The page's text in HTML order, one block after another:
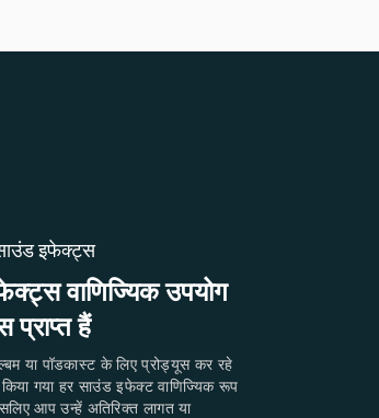
इफेक्ट्स
वाणिज्यिक उपयोग
प्राप्त हैं
या पॉडकास्ट के लिए प्रोड्यूस कर रहे
किया गया हर साउंड इफेक्ट वाणिज्यिक रूप
आप उन्हें अतिरिक्त लागत या